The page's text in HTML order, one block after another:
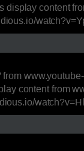
content
content from